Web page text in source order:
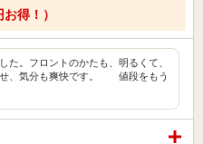
得！）
た。フロントのかたも、明るくて、
せ、気分も爽快です。 値段をもう